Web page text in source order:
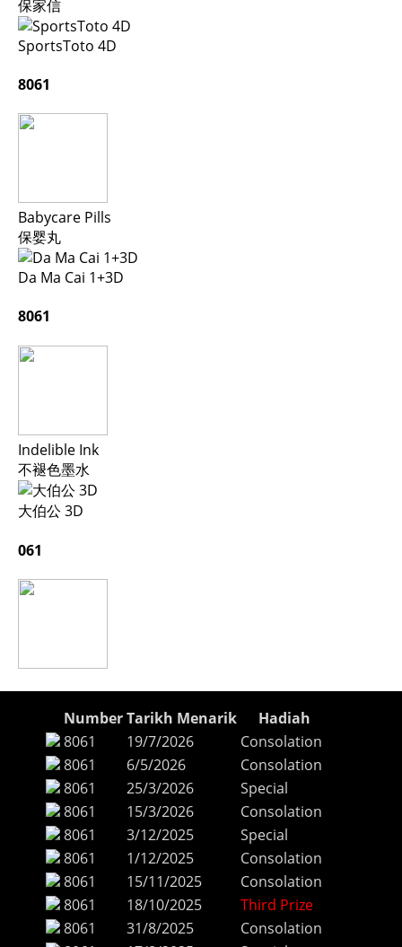
保家信
SportsToto 4D
8061
Babycare Pills
保婴丸
Da Ma Cai 1+3D
8061
Indelible Ink
不褪色墨水
大伯公 3D
061
NumberTarikh Menarik
Hadiah
8061
19/7/2026
Consolation
8061
6/5/2026
Consolation
8061
25/3/2026
Special
8061
15/3/2026
Consolation
8061
3/12/2025
Special
8061
1/12/2025
Consolation
8061
15/11/2025
Consolation
8061
18/10/2025
Third Prize
8061
31/8/2025
Consolation